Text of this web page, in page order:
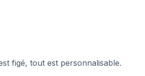
figé, tout est personnalisable.